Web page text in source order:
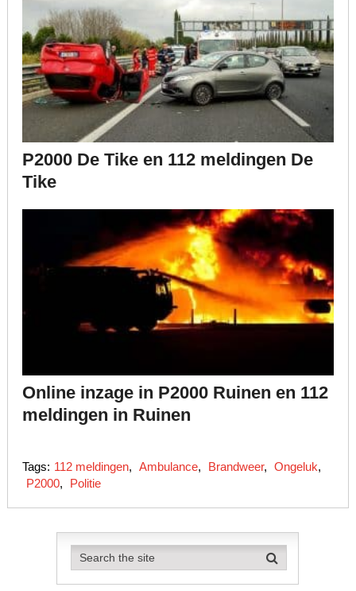
P2000 De Tike en 112 meldingen De
Tike
Online inzage in P2000 Ruinen en 112
meldingen in Ruinen
Tags: 112 meldingen, Ambulance, Brandweer, Ongeluk,
P2000, Politie